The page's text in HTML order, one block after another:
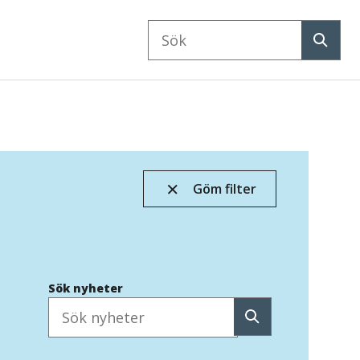
Sök
Göm filter
Sök nyheter
Sök